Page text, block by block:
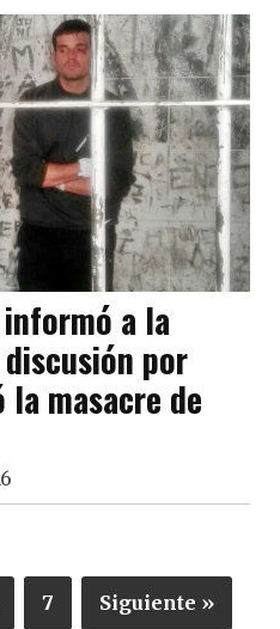
a la
por
masacre de
7 Siguiente »